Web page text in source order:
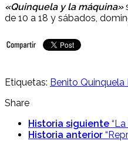
«Quinquela y la máquina»
de 10 a 18 y sábados,
Etiquetas: Benito Quinquela
Share
Historia siguiente
Historia anterior